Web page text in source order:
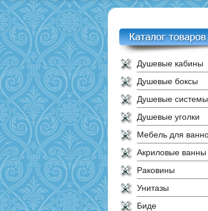
Душевые кабины
Душевые боксы
Душевые системы
Душевые уголки
Мебель для
Акриловые ванны
Раковины
Унитазы
Биде